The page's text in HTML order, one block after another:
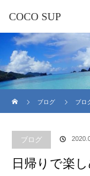
COCO SUP
ブログ
ブロ
ブログ
日帰りで楽